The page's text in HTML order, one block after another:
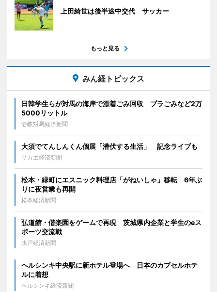
上田綺世は後半途中交代 サッカー
もっと見る
みん経トピックス
日韓学生らが対馬の海岸で漂着ごみ回収 プラごみなど2万
5000リットル
壱岐対馬経済新聞
大須でてんしんくん個展「潜伏する生活」 記念ライブも
サカエ経済新聞
松本・緑町にエスニック料理店「がねいしゃ」移転 6年ぶ
りに夜営業も再開
松本経済新聞
弘道館・偕楽園をゲームで再現 茨城県内企業と学生のeス
ポーツ交流戦
水戸経済新聞
ヘルシンキ中央駅に新ホテル登場へ 日本のカプセルホテ
ルに着想
ヘルシンキ経済新聞